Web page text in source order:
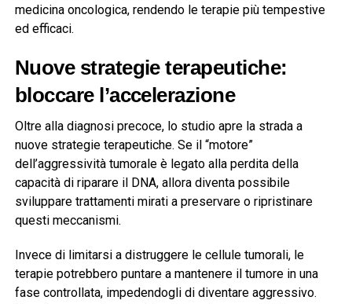
medicina oncologica, rendendo le terapie più tempestive
ed efficaci.
Nuove strategie terapeutiche:
bloccare l’accelerazione
Oltre alla diagnosi precoce, lo studio apre la strada a
nuove strategie terapeutiche. Se il “motore”
dell’aggressività tumorale è legato alla perdita della
capacità di riparare il DNA, allora diventa possibile
sviluppare trattamenti mirati a preservare o ripristinare
questi meccanismi.
Invece di limitarsi a distruggere le cellule tumorali, le
terapie potrebbero puntare a mantenere il tumore in una
fase controllata, impedendogli di diventare aggressivo.